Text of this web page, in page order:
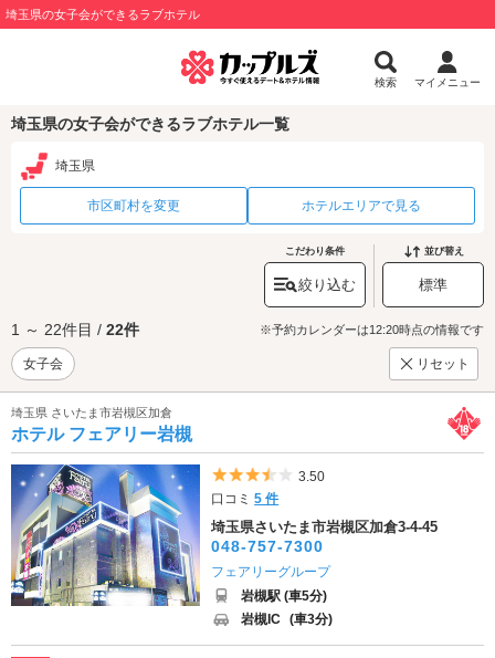
埼玉県の女子会ができるラブホテル
検索 マイメニュー
埼玉県の女子会ができるラブホテル一覧
埼玉県
市区町村を変更 ホテルエリアで見る
こだわり条件
絞り込む
並び替え
標準
1 ～ 22件目 / 22件 ※予約カレンダーは12:20時点の情報です
女子会 リセット
埼玉県 さいたま市岩槻区加倉
ホテル フェアリー岩槻
5つ星のうち3.5
3.50
口コミ5 件
埼玉県さいたま市岩槻区加倉3-4-45
048-757-7300
フェアリーグループ
岩槻駅 (車5分)
岩槻IC (車3分)